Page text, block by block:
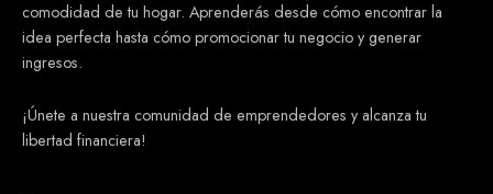
comodidad de tu hogar. Aprenderás desde cómo encontrar la
idea perfecta hasta cómo promocionar tu negocio y generar
ingresos.
¡Únete a nuestra comunidad de emprendedores y alcanza tu
libertad financiera!